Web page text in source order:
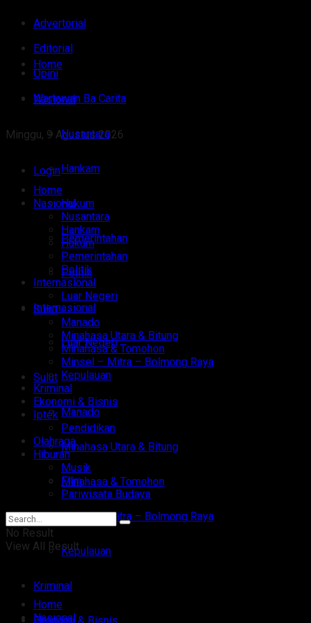
Advertorial
Editorial
Opini
Wartawan Ba Carita
Minggu, 9 Agustus 2026
Login
Home
Nasional
Nusantara
Hankam
Hukum
Pemerintahan
Politik
Internasional
Luar Negeri
Sulut
Manado
Minahasa Utara & Bitung
Minahasa & Tomohon
Minsel – Mitra – Bolmong Raya
Kepulauan
Kriminal
Home
Nasional
Nusantara
Hankam
Hukum
Pemerintahan
Politik
Internasional
Luar Negeri
Sulut
Manado
Minahasa Utara & Bitung
Minahasa & Tomohon
Minsel – Mitra – Bolmong Raya
Kepulauan
Kriminal
Ekonomi & Bisnis
Iptek
Pendidikan
Olahraga
Hiburan
Musik
Film
Pariwisata Budaya
No Result
View All Result
Home
Nasional